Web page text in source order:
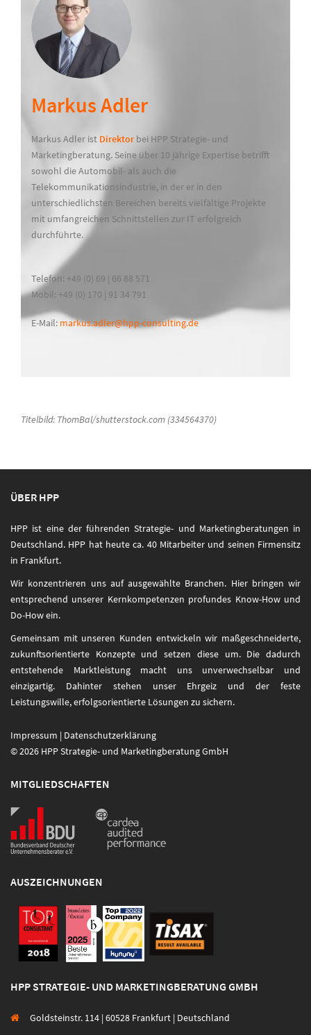
Markus Adler
Markus Adler ist Direktorbei HPP Strategie- und
Marketingberatung. Seine über 10 jährige Expertise betrifft
sowohl die Automobil- als auch die
Telekommunikationsindustrie, in der er in den
unterschiedlichsten Bereichen bereits vielfältige Projekte
mit umfangreichen Schnittstellen zur IT erfolgreich
durchführte.
Telefon: +49 (0) 69 | 66 88 571
Mobil: +49 (0) 170 | 91 34 791
E-Mail: markus.adler@hpp-consulting.de
Titelbild: ThomBal/shutterstock.com (334564370)
ÜBER HPP
HPP ist eine der führenden Strategie- und Marketingberatungen in
Deutschland. HPP hat heute ca. 40 Mitarbeiter und seinen Firmensitz
in Frankfurt.
Wir konzentrieren uns auf ausgewählte Branchen. Hier bringen wir
entsprechend unserer Kernkompetenzen profundes Know-How und
Do-How ein.
Gemeinsam mit unseren Kunden entwickeln wir maßgeschneiderte,
zukunftsorientierte Konzepte und setzen diese um. Die dadurch
entstehende Marktleistung macht uns unverwechselbar und
einzigartig. Dahinter stehen unser Ehrgeiz und der feste
Leistungswille, erfolgsorientierte Lösungen zu sichern.
Impressum | Datenschutzerklärung
© 2026 HPP Strategie- und Marketingberatung GmbH
MITGLIEDSCHAFTEN
AUSZEICHNUNGEN
HPP STRATEGIE- UND MARKETINGBERATUNG GMBH
Goldsteinstr. 114 | 60528 Frankfurt | Deutschland